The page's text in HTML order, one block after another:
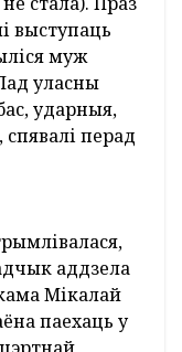
ўсе спявалі,
Праўда, на
Там, у
сваё
жонкай
Сустрэча
сучасным
калгас